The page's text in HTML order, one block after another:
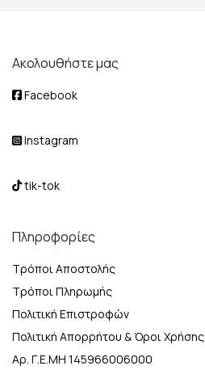
Ακολουθήστε μας
Facebook
Instagram
tik-tok
Πληροφορίες
Τρόποι Αποστολής
Τρόποι Πληρωμής
Πολιτική Επιστροφών
Πολιτική Απορρήτου & Όροι Χρήσης
Αρ. Γ.Ε.ΜΗ 145966006000